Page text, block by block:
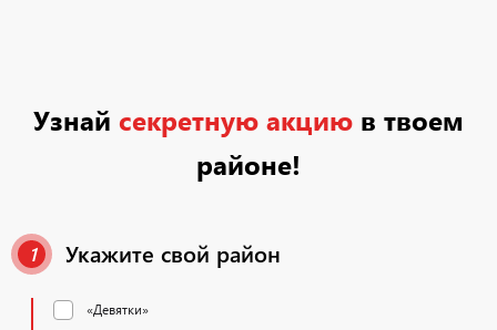
Узнай секретную акцию в твоем
районе!
1 Укажите свой район
«Девятки»